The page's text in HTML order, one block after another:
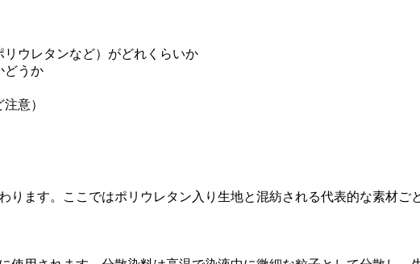
ウレタンなど）がどれくらいか
どうか
意）
ます。ここではポリウレタン入り生地と混紡される代表的な素材ご